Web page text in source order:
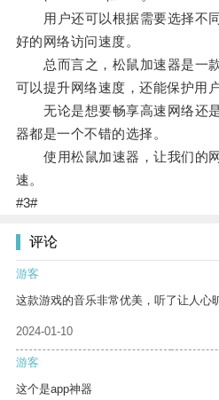
用户还可以根据需要选择不同
好的网络访问速度。
总而言之，松鼠加速器是一款
可以提升网络速度，还能保护用
无论是想要畅享高速网络还是
器都是一个不错的选择。
使用松鼠加速器，让我们的网
速。
#3#
评论
游客
这款游戏的音乐非常优美，听了让人心
2024-01-10
游客
这个是app神器